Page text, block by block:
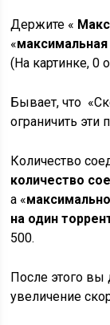
Держите «
«максимальная
(На картинке, 0
Бывает, что
ограничить эти
Количество
количество
а «
на один
500.
После этого вы
увеличение